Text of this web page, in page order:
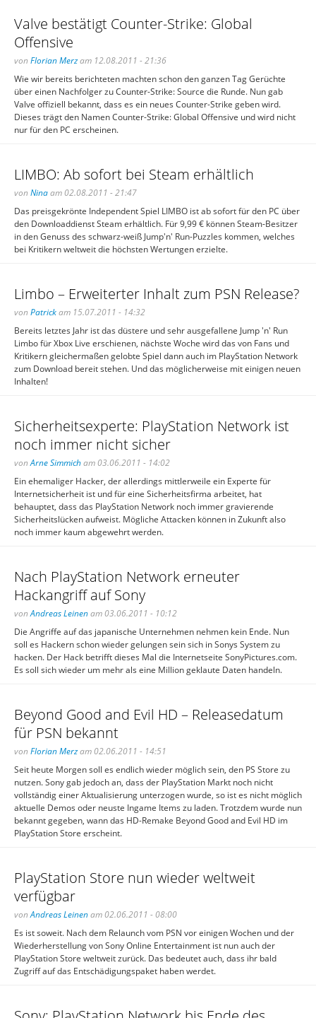
Valve bestätigt Counter-Strike: Global
Offensive
von Florian Merzam 12.08.2011 - 21:36
Wie wir bereits berichteten machten schon den ganzen Tag Gerüchte
über einen Nachfolger zu Counter-Strike: Source die Runde. Nun gab
Valve offiziell bekannt, dass es ein neues Counter-Strike geben wird.
Dieses trägt den Namen Counter-Strike: Global Offensive und wird nicht
nur für den PC erscheinen.
LIMBO: Ab sofort bei Steam erhältlich
von Ninaam 02.08.2011 - 21:47
Das preisgekrönte Independent Spiel LIMBO ist ab sofort für den PC über
den Downloaddienst Steam erhältlich. Für 9,99 € können Steam-Besitzer
in den Genuss des schwarz-weiß Jump'n' Run-Puzzles kommen, welches
bei Kritikern weltweit die höchsten Wertungen erzielte.
Limbo – Erweiterter Inhalt zum PSN Release?
von Patrickam 15.07.2011 - 14:32
Bereits letztes Jahr ist das düstere und sehr ausgefallene Jump 'n' Run
Limbo für Xbox Live erschienen, nächste Woche wird das von Fans und
Kritikern gleichermaßen gelobte Spiel dann auch im PlayStation Network
zum Download bereit stehen. Und das möglicherweise mit einigen neuen
Inhalten!
Sicherheitsexperte: PlayStation Network ist
noch immer nicht sicher
vonArne Simmicham 03.06.2011 - 14:02
Ein ehemaliger Hacker, der allerdings mittlerweile ein Experte für
Internetsicherheit ist und für eine Sicherheitsfirma arbeitet, hat
behauptet, dass das PlayStation Network noch immer gravierende
Sicherheitslücken aufweist. Mögliche Attacken können in Zukunft also
noch immer kaum abgewehrt werden.
Nach PlayStation Network erneuter
Hackangriff auf Sony
vonAndreas Leinenam 03.06.2011 - 10:12
Die Angriffe auf das japanische Unternehmen nehmen kein Ende. Nun
soll es Hackern schon wieder gelungen sein sich in Sonys System zu
hacken. Der Hack betrifft dieses Mal die Internetseite SonyPictures.com.
Es soll sich wieder um mehr als eine Million geklaute Daten handeln.
Beyond Good and Evil HD – Releasedatum
für PSN bekannt
von Florian Merzam 02.06.2011 - 14:51
Seit heute Morgen soll es endlich wieder möglich sein, den PS Store zu
nutzen. Sony gab jedoch an, dass der PlayStation Markt noch nicht
vollständig einer Aktualisierung unterzogen wurde, so ist es nicht möglich
aktuelle Demos oder neuste Ingame Items zu laden. Trotzdem wurde nun
bekannt gegeben, wann das HD-Remake Beyond Good and Evil HD im
PlayStation Store erscheint.
PlayStation Store nun wieder weltweit
verfügbar
vonAndreas Leinenam 02.06.2011 - 08:00
Es ist soweit. Nach dem Relaunch vom PSN vor einigen Wochen und der
Wiederherstellung von Sony Online Entertainment ist nun auch der
PlayStation Store weltweit zurück. Das bedeutet auch, dass ihr bald
Zugriff auf das Entschädigungspaket haben werdet.